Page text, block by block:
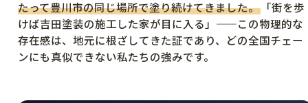
たって豊川市の同じ場所で塗り続けてきました。 「街を歩
けば吉田塗装の施工した家が目に入る」——この物理的な
存在感は、地元に根ざしてきた証であり、どの全国チェー
ンにも真似できない私たちの強みです。